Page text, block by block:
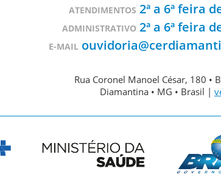
ATENDIMENTOS 2ª a 6ª feira
ADMINISTRATIVO 2ª a 6ª feira
E-MAIL
Rua Coronel Manoel César, 180 •
Diamantina • MG • Brasil |